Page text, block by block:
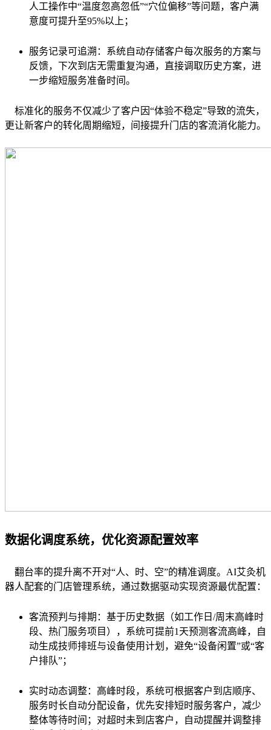
人工操作中“温度忽高忽低”“穴位偏移”等问题，客户满
意度可提升至95%以上；
服务记录可追溯：系统自动存储客户每次服务的方案与
反馈，下次到店无需重复沟通，直接调取历史方案，进
一步缩短服务准备时间。
标准化的服务不仅减少了客户因“体验不稳定”导致的流失，
更让新客户的转化周期缩短，间接提升门店的客流消化能力。
数据化调度系统，优化资源配置效率
翻台率的提升离不开对“人、时、空”的精准调度。AI艾灸机
器人配套的门店管理系统，通过数据驱动实现资源最优配置：
客流预判与排期：基于历史数据（如工作日/周末高峰时
段、热门服务项目），系统可提前1天预测客流高峰，自
动生成技师排班与设备使用计划，避免“设备闲置”或“客
户排队”；
实时动态调整：高峰时段，系统可根据客户到店顺序、
服务时长自动分配设备，优先安排短时服务客户，减少
整体等待时间；对超时未到店客户，自动提醒并调整排